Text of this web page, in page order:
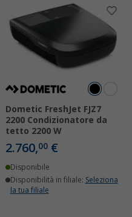
Dometic FreshJet FJZ7
2200 Condizionatore da
tetto 2200 W
2.760,00 €
Disponibile
Disponibilità in filiale: Seleziona
la tua filiale